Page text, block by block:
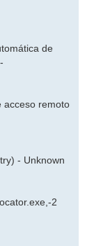
de
acceso remoto
- Unknown
2